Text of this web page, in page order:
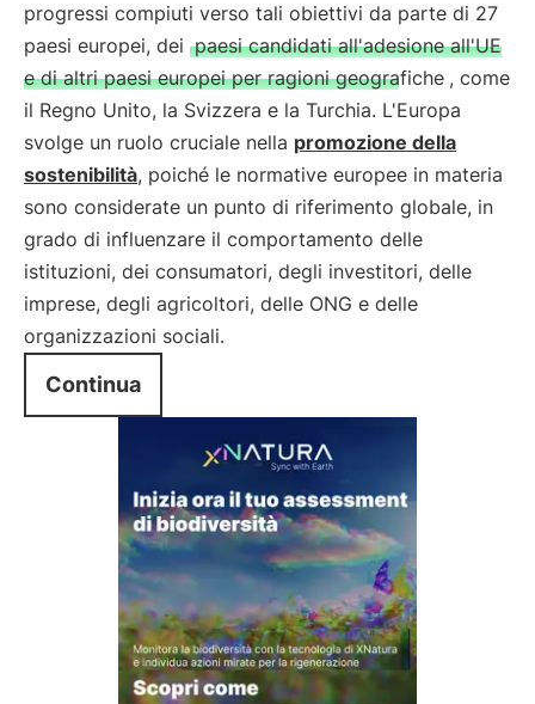
progressi compiuti verso tali obiettivi da parte di 27
paesi europei, dei paesi candidati all'adesione all'UE
e di altri paesi europei per ragioni geografiche , come
il Regno Unito, la Svizzera e la Turchia. L'Europa
svolge un ruolo cruciale nella promozione della
sostenibilità, poiché le normative europee in materia
sono considerate un punto di riferimento globale, in
grado di influenzare il comportamento delle
istituzioni, dei consumatori, degli investitori, delle
imprese, degli agricoltori, delle ONG e delle
organizzazioni sociali.
Continua